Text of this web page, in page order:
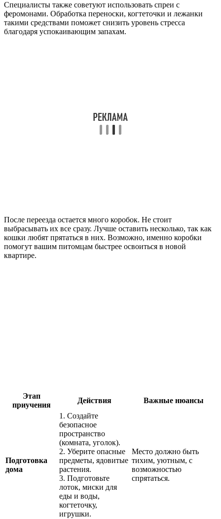
Специалисты также советуют использовать спреи с
феромонами. Обработка переноски, когтеточки и лежанки
такими средствами поможет снизить уровень стресса
благодаря успокаивающим запахам.
После переезда остается много коробок. Не стоит
выбрасывать их все сразу. Лучше оставить несколько, так как
кошки любят прятаться в них. Возможно, именно коробки
помогут вашим питомцам быстрее освоиться в новой
квартире.
Этап
приучения
Действия Важные нюансы
Подготовка
дома
1. Создайте
безопасное
пространство
(комната, уголок).
2. Уберите опасные
предметы, ядовитые
растения.
3. Подготовьте
лоток, миски для
еды и воды,
когтеточку,
игрушки.
Место должно быть
тихим, уютным, с
возможностью
спрятаться.